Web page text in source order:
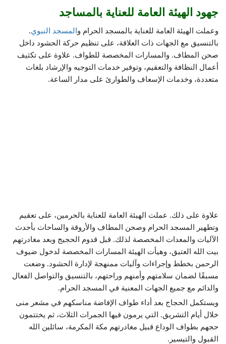
جهود الهيئة العامة للعناية بالمساجد
وعملت الهيئة العامة للعناية بالمسجد الحرام و المسجد النبوي.
بالتنسيق مع الجهات ذات العلاقة، على تنظيم حركة الحشود داخل
صحن المطاف. والمسارات المخصصة للطواف. علاوة على تكثيف
أعمال النظافة والتعقيم، وتوفير خدمات التوجيه والإرشاد بلغات
متعددة، وخدمات الإسعاف والطوارئ على مدار الساعة.
علاوة على ذلك. عملت الهيئة العامة للعناية بالحرمين، على تعقيم
وتطهير المسجد الحرام وصحن المطاف والأروقة والساحات بأحدث
الآليات والمعدات المخصصة لذلك. قبل قدوم الحجيج وبعد مغادرتهم
بيت الله العتيق، وهيأت الهيئة المسارات المخصصة لدخول ضيوف
الرحمن بخطط وإجراءات وآليات ممنهجة لإدارة الحشود. وضعت
مسبقًا لضمان سلامتهم وأمنهم وراحتهم، بالتنسيق والتواصل الفعال
والدائم مع جميع الجهات المعنية في المسجد الحرام.
ويستكمل الحجاج بعد أداء طواف الإفاضة مناسكهم في مشعر منى
خلال أيام التشريق. التي يرمون فيها الجمرات الثلاث، ثم يختتمون
حجهم بطواف الوداع قبيل مغادرتهم مكة المكرمة، سائلين الله
القبول والتيسير.